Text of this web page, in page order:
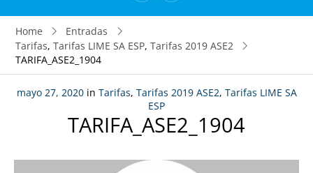
Home
Entradas
Tarifas, Tarifas LIME SA ESP, Tarifas 2019 ASE2
TARIFA_ASE2_1904
mayo 27, 2020in Tarifas, Tarifas 2019 ASE2, Tarifas LIME SA
ESP
TARIFA_ASE2_1904